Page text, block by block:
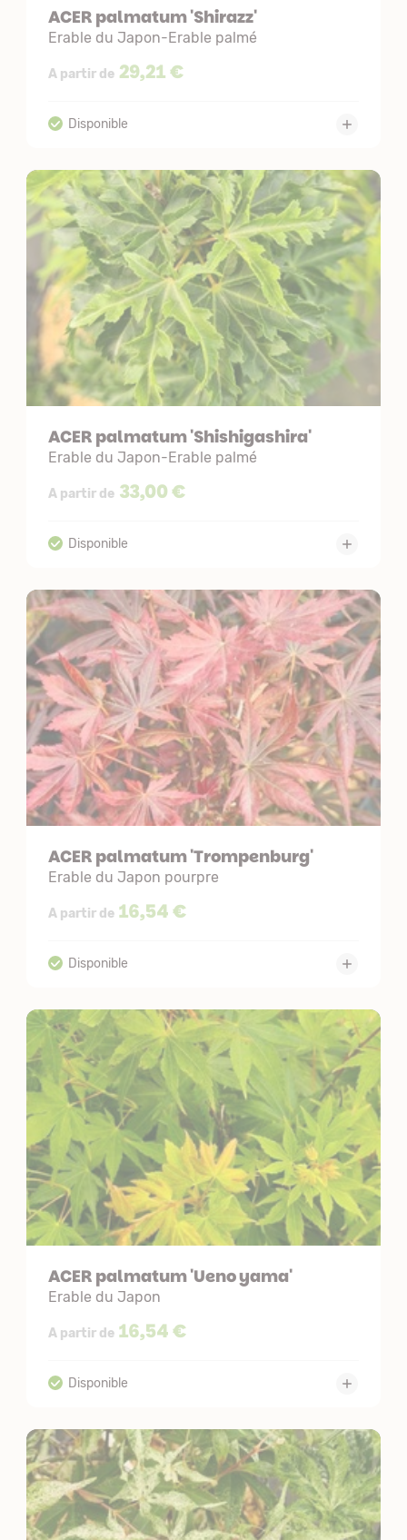
ACER palmatum 'Shirazz'
Erable du Japon-Erable palmé
A partir de 29,21 €
ACER palmatum 'Shishigashira'
Erable du Japon-Erable palmé
A partir de 33,00 €
ACER palmatum 'Trompenburg'
Erable du Japon pourpre
A partir de 16,54 €
ACER palmatum 'Ueno yama'
Erable du Japon
A partir de 16,54 €